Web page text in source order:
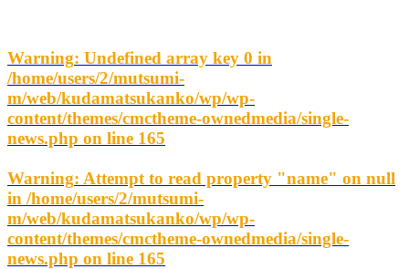
Warning: Undefined array key 0 in
/home/users/2/mutsumi-
m/web/kudamatsukanko/wp/wp-
content/themes/cmctheme-ownedmedia/single-
news.php on line 165
Warning: Attempt to read property "name" on null
in /home/users/2/mutsumi-
m/web/kudamatsukanko/wp/wp-
content/themes/cmctheme-ownedmedia/single-
news.php on line 165